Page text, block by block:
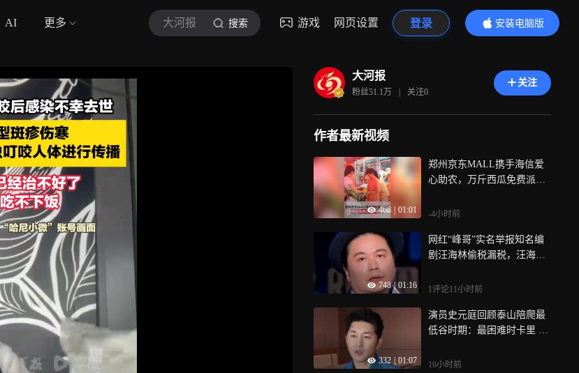
AI 更多 大河报 搜索 游戏 网页设置 登录
安装电脑版
内容更精彩
大河报
粉丝51.1万 | 关注0
关注
作者最新视频
468 01:01
郑州京东MALL携手海信爱
心助农，万斤西瓜免费派送
MALL联合海信开展爱心助
氏县采购一万斤西瓜，帮助
瓜农解决西瓜销路，还将这
卖骑手等高温环境下工作的
访时表示，会把这类公益活
动持续传递下去
-4小时前
748 | 01:16
网红“峰哥”实名举报知名编
剧汪海林偷税漏税，汪海林
作，该事件仅处于举报受理
1评论11小时前
332 01:07
演员史元庭回顾泰山陪爬最
低谷时期：最困难时卡里 只
16小时前